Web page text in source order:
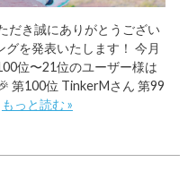
だき誠にありがとうござい
を発表いたします！ 今月
位〜21位のユーザー様は
第100位 TinkerMさん 第99
もっと読む »